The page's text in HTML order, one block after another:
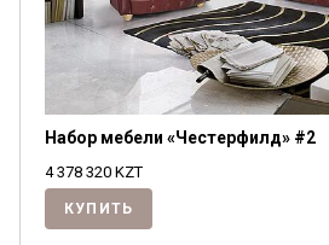
Набор мебели «Честерфилд» #2
4 378 320 KZT
КУПИТЬ